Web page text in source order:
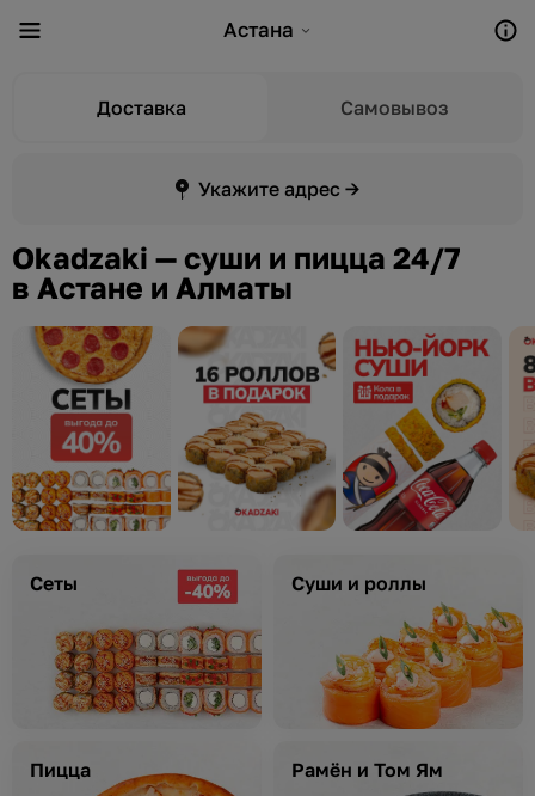
Астана
Доставка Самовывоз
Укажите адрес →
Okadzaki — суши и пицца 24/7
в Астане и Алматы
Сеты Суши и роллы
Пицца Рамён и Том Ям